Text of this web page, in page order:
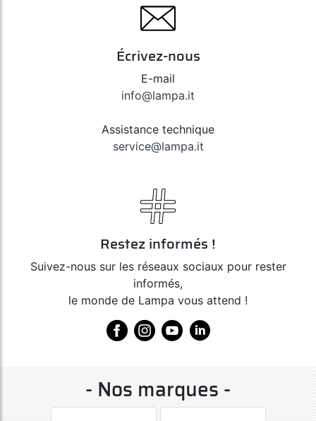
Écrivez-nous
E-mail
info@lampa.it
Assistance technique
service@lampa.it
Restez informés !
Suivez-nous sur les réseaux sociaux pour rester
informés,
le monde de Lampa vous attend !
- Nos marques -